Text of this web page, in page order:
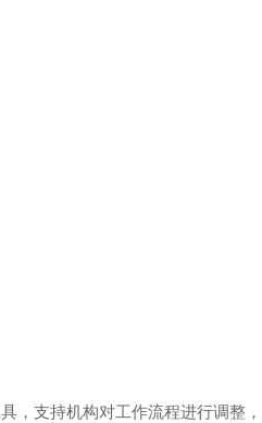
，支持机构对工作流程进行调整，